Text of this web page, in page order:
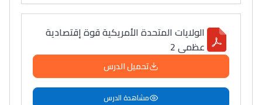
الولايات المتحدة الأمريكية قوة إقتصادية
عظمى 2
تحميل الدرس
مشاهدة الدرس